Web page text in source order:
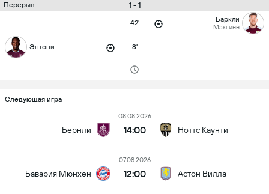
Перерыв 1 - 1
42' Баркли
Макгинн
Энтони 8'
Следующая игра
Бернли
08.08.2026
14:00 Ноттс Каунти
Бавария Мюнхен
07.08.2026
12:00 Астон Вилла